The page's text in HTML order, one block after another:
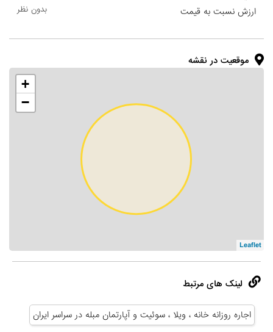
ارزش نسبت به قیمت
بدون نظر
موقعیت در نقشه
+
−
Leaflet
لینک های مرتبط
اجاره روزانه خانه ، ویلا ، سوئیت و آپارتمان مبله در سراسر ایران